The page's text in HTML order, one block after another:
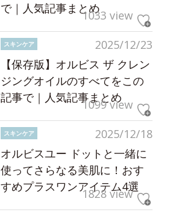
で｜人気記事まとめ1033 view
2025/12/23
スキンケア
【保存版】オルビス ザ クレン
ジングオイルのすべてをこの
記事で｜人気記事まとめ
1099 view
2025/12/18
スキンケア
オルビスユー ドットと一緒に
使ってさらなる美肌に！おす
すめプラスワンアイテム4選
1828 view